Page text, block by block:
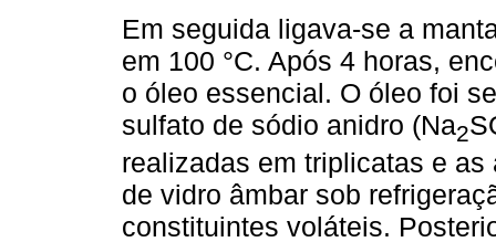
Em seguida ligava-se a
em 100 °C. Após 4 horas,
o óleo essencial. O óleo foi
sulfato de sódio anidro (Na2
realizadas em triplicatas e
de vidro âmbar sob
constituintes voláteis.